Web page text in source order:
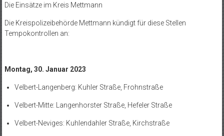
Die Einsätze im Kreis Mettmann
Die Kreispolizeibehörde Mettmann kündigt für diese Stellen
Tempokontrollen an:
Montag, 30. Januar 2023
Velbert-Langenberg: Kuhler Straße, Frohnstraße
Velbert-Mitte: Langenhorster Straße, Hefeler Straße
Velbert-Neviges: Kuhlendahler Straße, Kirchstraße